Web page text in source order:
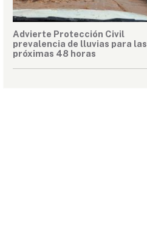
Advierte Protección Civil
prevalencia de lluvias para las
próximas 48 horas